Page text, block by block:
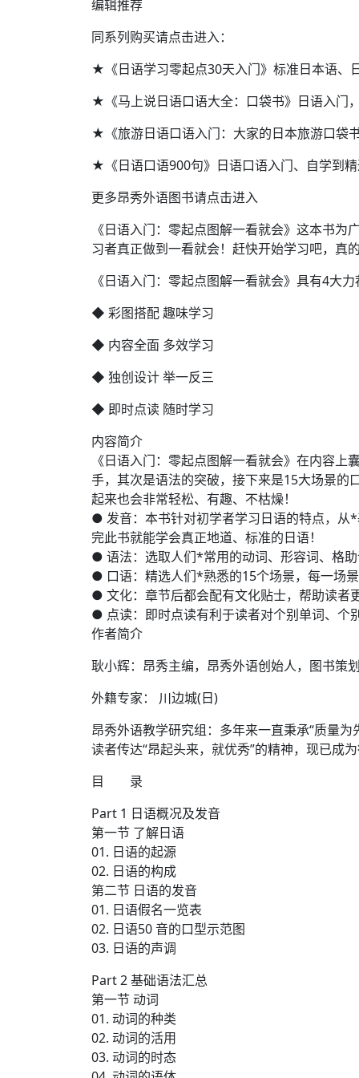
编辑推荐
同系列购买请点击进入：
★《日语学习零起点30天入门》标准日本语、
★《马上说日语口语大全：口袋书》日语入门
★《旅游日语口语入门：大家的日本旅游口袋
★《日语口语900句》日语口语入门、自学到
更多昂秀外语图书请点击进入
《日语入门：零起点图解一看就会》这本书
习者真正做到一看就会！赶快开始学习吧，真
《日语入门：零起点图解一看就会》具有4大
◆ 彩图搭配 趣味学习
◆ 内容全面 多效学习
◆ 独创设计 举一反三
◆ 即时点读 随时学习
内容简介
《日语入门：零起点图解一看就会》在内容
手，其次是语法的突破，接下来是15大场景的
起来也会非常轻松、有趣、不枯燥！
● 发音：本书针对初学者学习日语的特点，从
完此书就能学会真正地道、标准的日语！
● 语法：选取人们*常用的动词、形容词、格
● 口语：精选人们*熟悉的15个场景，每一场
● 文化：章节后都会配有文化贴士，帮助读者
● 点读：即时点读有利于读者对个别单词、个
作者简介
耿小辉：昂秀主编，昂秀外语创始人，图书策
外籍专家： 川边城(日)
昂秀外语教学研究组：多年来一直秉承“质量
读者传达“昂起头来，就优秀”的精神，现已成
目 录
Part 1 日语概况及发音
第一节 了解日语
01. 日语的起源
02. 日语的构成
第二节 日语的发音
01. 日语假名一览表
02. 日语50 音的口型示范图
03. 日语的声调
Part 2 基础语法汇总
第一节 动词
01. 动词的种类
02. 动词的活用
03. 动词的时态